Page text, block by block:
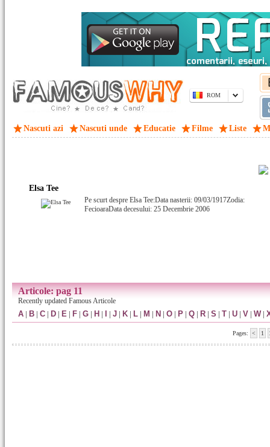
ROM
Nascuti azi Nascuti unde Educatie Filme Liste
Elsa Tee
Pe scurt despre Elsa Tee:Data nasterii: 09/03/1917Zodia:
FecioaraData decesului: 25 Decembrie 2006
Articole: pag 11
Recently updated Famous Articole
A | B | C | D | E | F | G | H | | J | K | L | M | N | O | P | Q | R | S | T | U | V | W|
Pages: < 1